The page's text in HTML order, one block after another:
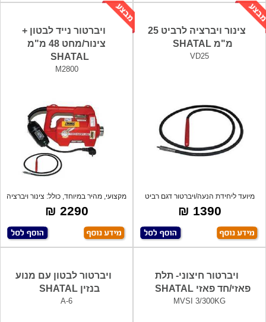
צינור ויברציה לרביט 25
מ"מ SHATAL
VD25
מיועד ליחידת הנעה/ויברטור דגם רביט
M2800
1390 ₪
ויברטור נייד לבטון +
צינור/מחט 48 מ"מ
SHATAL
M2800
מקצועי, מהיר במיוחד, כולל: צינור ויברציה
2290 ₪
ויברטור חיצוני- תלת
פאזי/חד פאזי SHATAL
MVSI 3/300KG
ויברטור לבטון עם מנוע
בנזין SHATAL
A-6